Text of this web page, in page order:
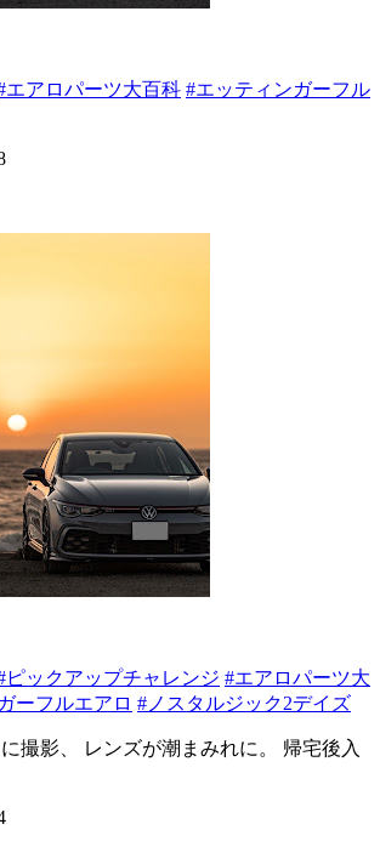
エアロパーツ大百科 #エッティンガーフル
ピックアップチャレンジ #エアロパーツ大
ーフルエアロ #ノスタルジック2デイズ
撮影、 レンズが潮まみれに。 帰宅後入